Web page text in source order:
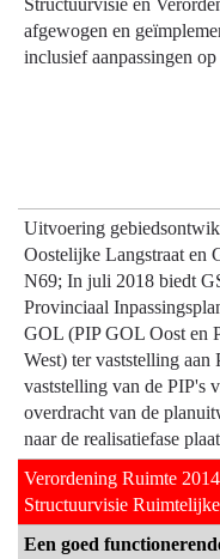
bijstelling
Structuurvisie en
afgewogen en
inclusief aanpassingen op
Uitvoering
Oostelijke Langstraat en
N69; In juli 2018 biedt
Provinciaal
GOL (PIP GOL Oost en
West) ter vaststelling aan
vaststelling van de PIP's
overdracht van de
naar de realisatiefase
Verordening Ruimte
Structuurvisie
Een goed